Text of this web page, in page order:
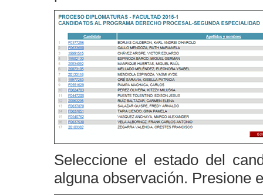
Seleccione el estado del
alguna observación. Presione